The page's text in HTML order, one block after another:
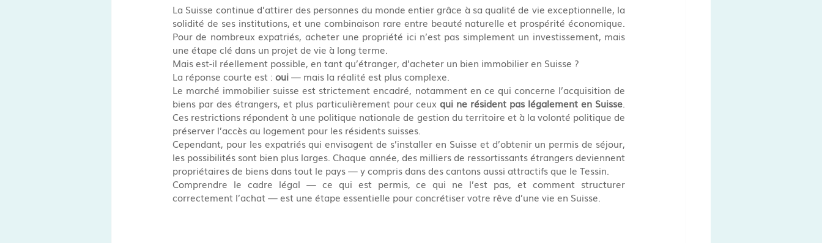
La Suisse continue d’attirer des personnes du monde entier grâce à sa qualité de vie exceptionnelle, la
solidité de ses institutions, et une combinaison rare entre beauté naturelle et prospérité économique.
Pour de nombreux expatriés, acheter une propriété ici n’est pas simplement un investissement, mais
une étape clé dans un projet de vie à long terme.
Mais est-il réellement possible, en tant qu’étranger, d’acheter un bien immobilier en Suisse ?
La réponse courte est : oui — mais la réalité est plus complexe.
Le marché immobilier suisse est strictement encadré, notamment en ce qui concerne l’acquisition de
biens par des étrangers, et plus particulièrement pour ceux qui ne résident pas légalement en Suisse
Ces restrictions répondent à une politique nationale de gestion du territoire et à la volonté politique de
préserver l’accès au logement pour les résidents suisses.
Cependant, pour les expatriés qui envisagent de s’installer en Suisse et d’obtenir un permis de séjour,
les possibilités sont bien plus larges. Chaque année, des milliers de ressortissants étrangers deviennent
propriétaires de biens dans tout le pays — y compris dans des cantons aussi attractifs que le Tessin.
Comprendre le cadre légal — ce qui est permis, ce qui ne l’est pas, et comment structurer
correctement l’achat — est une étape essentielle pour concrétiser votre rêve d’une vie en Suisse.